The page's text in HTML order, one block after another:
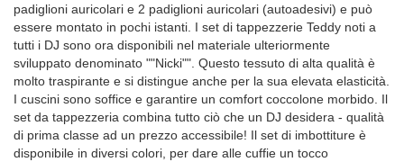
padiglioni auricolari e 2 padiglioni auricolari (autoadesivi) e può
essere montato in pochi istanti. I set di tappezzerie Teddy noti a
tutti i DJ sono ora disponibili nel materiale ulteriormente
sviluppato denominato ""Nicki"". Questo tessuto di alta qualità è
molto traspirante e si distingue anche per la sua elevata elasticità.
I cuscini sono soffice e garantire un comfort coccolone morbido. Il
set da tappezzeria combina tutto ciò che un DJ desidera - qualità
di prima classe ad un prezzo accessibile! Il set di imbottiture è
disponibile in diversi colori, per dare alle cuffie un tocco